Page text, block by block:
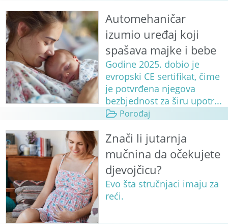
Automehaničar
izumio uređaj koji
spašava majke i bebe
Godine 2025. dobio je
evropski CE sertifikat, čime
je potvrđena njegova
bezbjednost za širu upotr...
Porođaj
Znači li jutarnja
mučnina da očekujete
djevojčicu?
Evo šta stručnjaci imaju za
reći.